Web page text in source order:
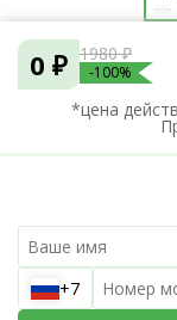
0 ₽ 1980 ₽
-100%
*цена
+7